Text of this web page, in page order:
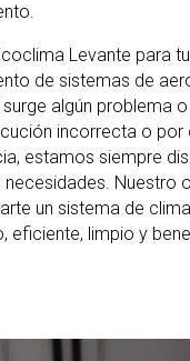
Levante para
de sistemas de
algún problema
incorrecta o por
estamos siempre
necesidades. Nuestro
un sistema de
eficiente, limpio y